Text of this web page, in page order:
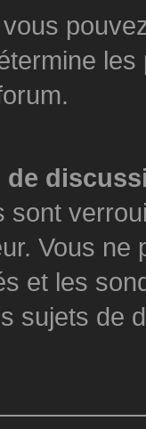
de
sont
Vous
et les
sujets de